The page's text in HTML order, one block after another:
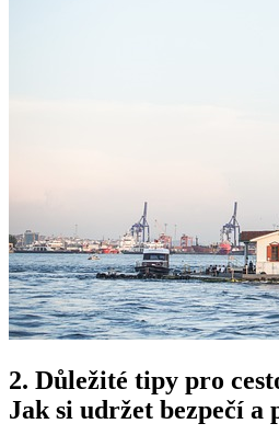
2. Důležité tipy pro
Jak si udržet bezpečí a